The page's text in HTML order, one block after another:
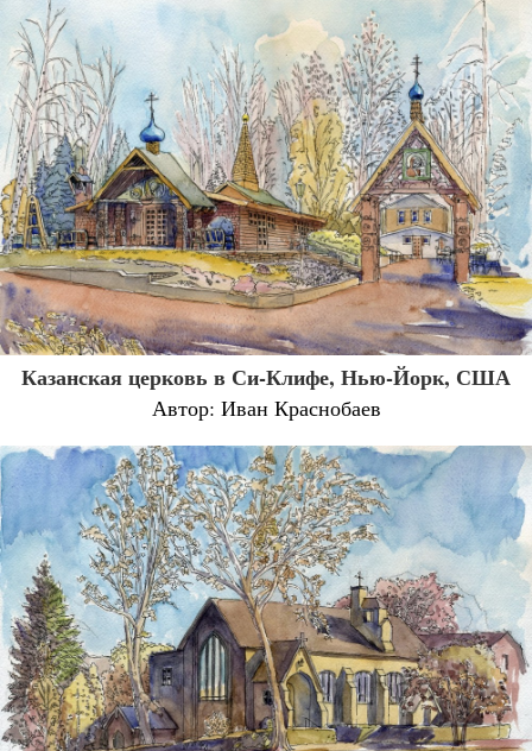
Казанская церковь в Си-Клифе, Нью-Йорк, США
Автор: Иван Краснобаев